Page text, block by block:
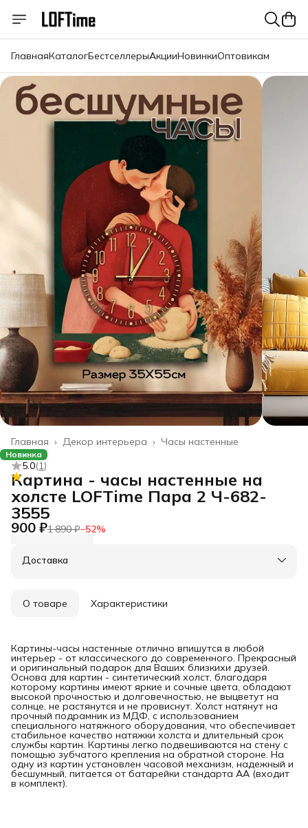
ГлавнаяКаталогБестселлерыАкцииНовинкиОптовикам
Часы настенные
Декор интерьера ›
Главная ›
Новинка
5.0(1)
Картина - часы настенные на
холсте LOFTime Пара 2 Ч-682-
3555
900 ₽1 890 ₽−52%
Доставка
О товаре Характеристики
Картины-часы настенные отлично впишутся в любой
интерьер - от классического до современного. Прекрасный
и оригинальный подарок для Ваших близкихи друзей.
Основа для картин - синтетический холст, благодаря
которому картины имеют яркие и сочные цвета, обладают
высокой прочностью и долговечностью, не выцветут на
солнце, не растянутся и не провиснут. Холст натянут на
прочный подрамник из МДФ, с использованием
специального натяжного оборудования, что обеспечивает
стабильное качество натяжки холста и длительный срок
службы картин. Картины легко подвешиваются на стену с
помощью зубчатого крепления на обратной стороне. На
одну из картин установлен часовой механизм, надежный и
бесшумный, питается от батарейки стандарта АА (входит
в комплект).